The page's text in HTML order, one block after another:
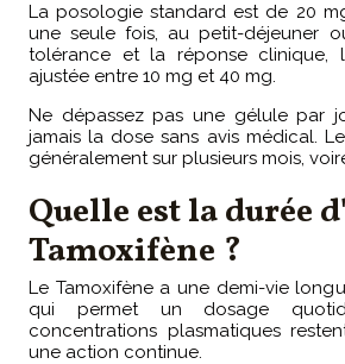
La posologie standard est de 20
une seule fois, au petit-déjeuner
tolérance et la réponse clinique,
ajustée entre 10 mg et 40 mg.
Ne dépassez pas une gélule par
jamais la dose sans avis médical.
généralement sur plusieurs mois,
Quelle est la durée
Tamoxifène ?
Le Tamoxifène a une demi-vie
qui permet un dosage
concentrations plasmatiques
une action continue.